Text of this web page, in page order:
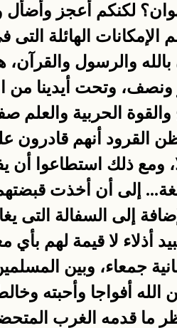
لكنكم أعجز
الهائلة
بالله والرسول
ونصف، وتحت أيدينا
الحربية والعلم
القرود أنهم
ومع ذلك استطاعوا أن
إلى أن أخذت
إلى السفالة التى
لا قيمة لهم بأي
جمعاء، وبين
أفواجا وأحبته
ما قدمه الغرب